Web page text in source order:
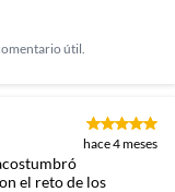
útil.
hace 4 meses
el reto de los